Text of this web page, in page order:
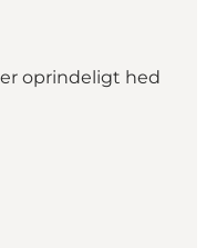
oprindeligt hed